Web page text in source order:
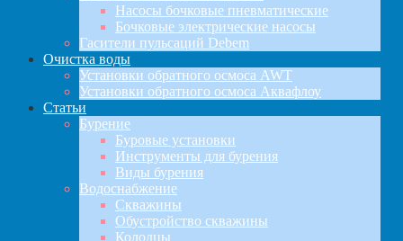
Насосы бочковые пневматические
Бочковые электрические насосы
Гасители пульсаций Debem
Очистка воды
Установки обратного осмоса AWT
Установки обратного осмоса Аквафлоу
Статьи
Бурение
Буровые установки
Инструменты для бурения
Виды бурения
Водоснабжение
Скважины
Обустройство скважины
Колодцы